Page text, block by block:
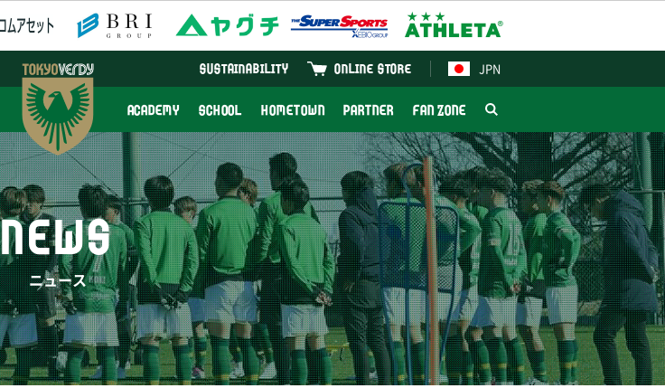
JPN
ONLINE STORE
SUSTAINABILITY
ACADEMY SCHOOL HOMETOWN PARTNER FAN ZONE
NEWS
ニュース